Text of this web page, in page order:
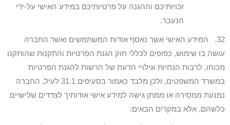
זכויותיכם וההגנה על פרטיותיכם במידע האישי על-ידי
הנעבר.
32. המידע האישי אשר נאסף אודות המשתמשים ואשר החברה
עושה בו שימוש, כפופים לכללי חוק הגנת הפרטיות והתקנות שהותקנו
מכוחו, לרבות הנחיות וגילויי הדעת של הרשות להגנת הפרטיות
במשרד המשפטים, ולכן מלבד כאמור בסעיפים 31.1 לעיל, החברה
נמנעת ממסירה או ממתן גישה למידע אישי אודותיך לצדדים שלישיים
כלשהם, אלא במקרים הבאים: